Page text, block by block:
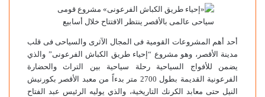
أحد أهم المشروعات القومية فى المجال الآثرى والسياحى فى قلب
مدينة الأقصر، وهو مشروع “إحياء طريق الكباش الفرعونى” والذي
يضمن للأفواج السياحية رحلة سياحية بين التراث والحضارة
الفرعونية القديمة بطول 2700 متر بدءاً من معبد الأقصر بكورنيش
النيل حتى معابد الكرنك التاريخية، والذي يوليه الرئيس عبد الفتاح